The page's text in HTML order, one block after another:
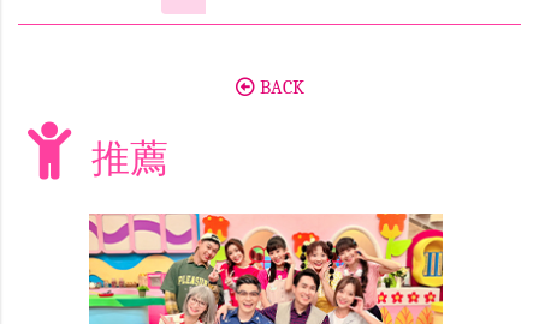
BACK
推薦